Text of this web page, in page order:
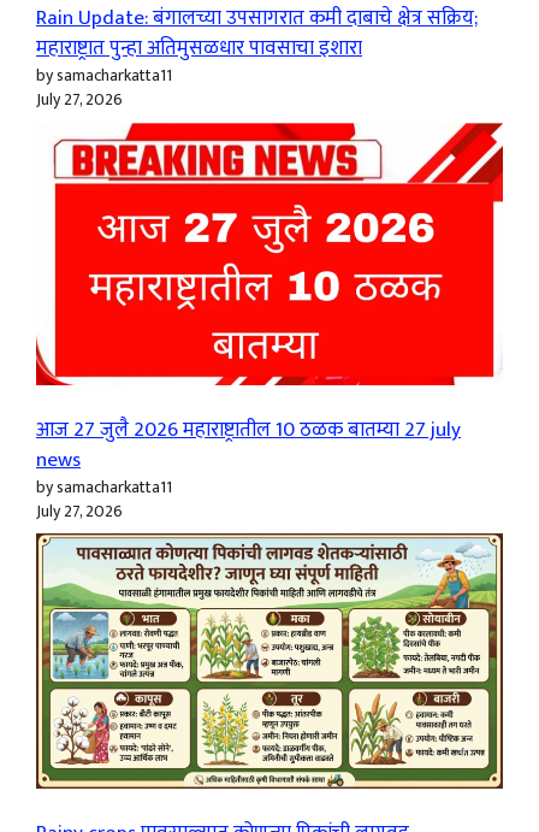
Rain Update: बंगालच्या उपसागरात कमी दाबाचे क्षेत्र सक्रिय;
महाराष्ट्रात पुन्हा अतिमुसळधार पावसाचा इशारा
by samacharkatta11
July 27, 2026
आज 27 जुलै 2026 महाराष्ट्रातील 10 ठळक बातम्या 27 july
news
by samacharkatta11
July 27, 2026